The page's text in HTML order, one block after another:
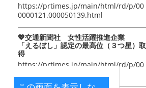
https://prtimes.jp/main/html/rd/p/00
0000121.000050139.html
💖交通新聞社 女性活躍推進企業
「えるぼし」認定の最高位（３つ星）取
得
https://prtimes.jp/main/html/rd/p/00